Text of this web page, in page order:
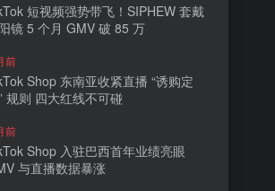
短视频强势带飞！SIPHEW 套戴
镜 5 个月 GMV 破 85 万
前
Shop 东南亚收紧直播 “诱购定
规则 四大红线不可碰
前
Shop 入驻巴西首年业绩亮眼
与直播数据暴涨